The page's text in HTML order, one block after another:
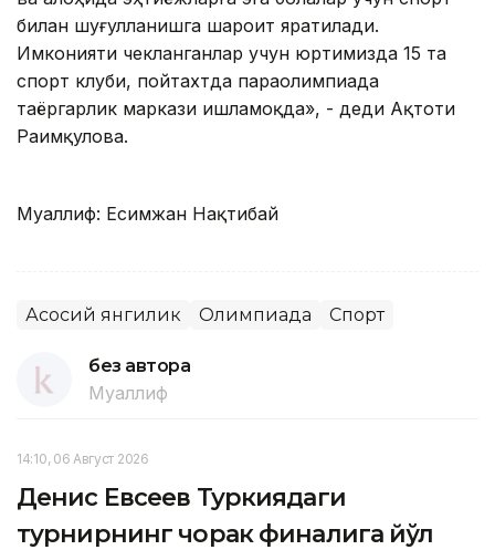
билан шуғулланишга шароит яратилади.
Имконияти чекланганлар учун юртимизда 15 та
спорт клуби, пойтахтда параолимпиада
таёргарлик маркази ишламоқда», - деди Ақтоти
Раимқулова.
Муаллиф: Есимжан Нақтибай
Асосий янгилик Олимпиада Спорт
без автора
Муаллиф
14:10, 06 Август 2026
Денис Евсеев Туркиядаги
турнирнинг чорак финалига йўл